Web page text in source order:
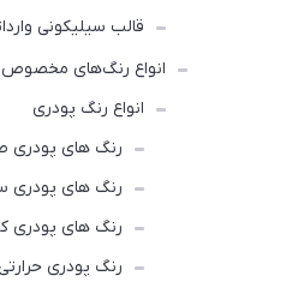
قالب سیلیکونی
انواع رنگ‌های مخصوص
انواع رنگ پودری
رنگ‌ های پودری
رنگ‌ های پودری
رنگ های پودری
رنگ پودری